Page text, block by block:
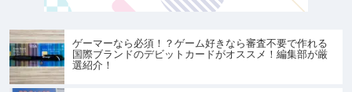
ゲーマーなら必須！？ゲーム好きなら審査不要で作れる
国際ブランドのデビットカードがオススメ！編集部が厳
選紹介！